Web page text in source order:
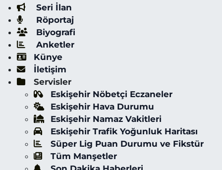
Seri İlan
Röportaj
Biyografi
Anketler
Künye
İletişim
Servisler
Eskişehir Nöbetçi Eczaneler
Eskişehir Hava Durumu
Eskişehir Namaz Vakitleri
Eskişehir Trafik Yoğunluk Haritası
Süper Lig Puan Durumu ve Fikstür
Tüm Manşetler